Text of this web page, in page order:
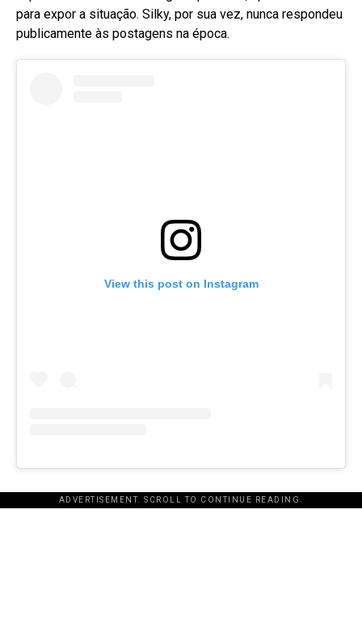
para expor a situação. Silky, por sua vez, nunca respondeu
publicamente às postagens na época.
View this post on Instagram
ADVERTISEMENT. SCROLL TO CONTINUE READING.